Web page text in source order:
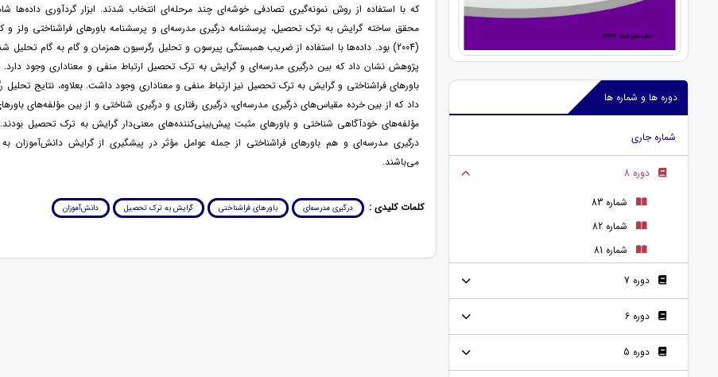
دوره ها و شماره ها
شماره جاری
دوره 8
شماره 83
شماره 82
شماره 81
دوره 7
دوره 6
دوره 5
که با استفاده از روش نمونه‌گیری تصادفی خوشه‌ای چند مرحله‌ای انتخاب شدند. ابزار گردآوری داده‌ها
محقق ساخته گرایش به ترک تحصیل، پرسشنامه درگیری مدرسه‌ای و پرسشنامه باورهای فراشناختی ولز و
(2004) بود. داده‌ها با استفاده از ضریب همبستگی پیرسون و تحلیل رگرسیون همزمان و گام به گام تحلیل
پژوهش نشان داد که بین درگیری مدرسه‌ای و گرایش به ترک تحصیل ارتباط منفی و معناداری وجود دارد.
باورهای فراشناختی و گرایش به ترک تحصیل نیز ارتباط منفی و معناداری وجود داشت. بعلاوه، نتایج تحلیل
داد که از بین خرده مقیاس‌های درگیری مدرسه‌ای، درگیری رفتاری و درگیری شناختی و از بین مؤلفه‌های
مؤلفه‌های خودآگاهی شناختی و باورهای مثبت پیش‌بینی‌کننده‌های معنی‌دار گرایش به ترک تحصیل بودند.
درگیری مدرسه‌ای و هم باورهای فراشناختی از جمله عوامل مؤثر در پیشگیری از گرایش دانش‌آموزان
می‌باشند.
کلمات کلیدی : درگیری مدرسه‌ای باورهای فراشناختی گرایش به ترک تحصیل دانش‌آموزان